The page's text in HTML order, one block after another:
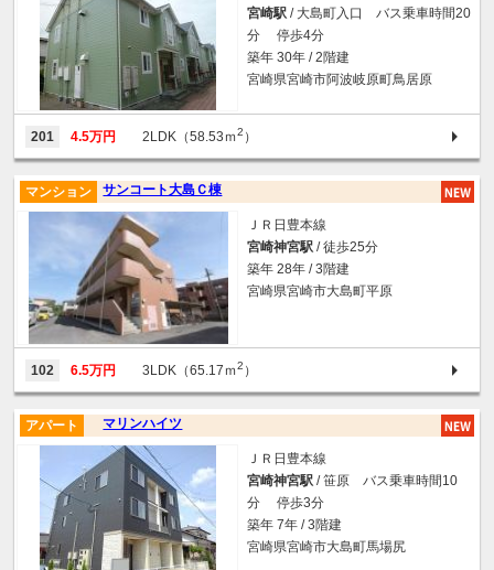
宮崎駅 / 大島町入口 バス乗車時間20
分 停歩4分
築年 30年 / 2階建
宮崎県宮崎市阿波岐原町鳥居原
201 4.5万円 2LDK（58.53ｍ2 ）
サンコート大島Ｃ棟
マンション
ＪＲ日豊本線
宮崎神宮駅 / 徒歩25分
築年 28年 / 3階建
宮崎県宮崎市大島町平原
102 6.5万円 3LDK（65.17ｍ2 ）
マリンハイツ
アパート
ＪＲ日豊本線
宮崎神宮駅 / 笹原 バス乗車時間10
分 停歩3分
築年 7年 / 3階建
宮崎県宮崎市大島町馬場尻